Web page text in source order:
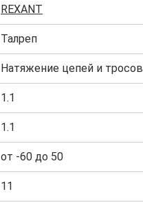
REXANT
Талреп
Натяжение цепей и тросов
1.1
1.1
от -60 до 50
11